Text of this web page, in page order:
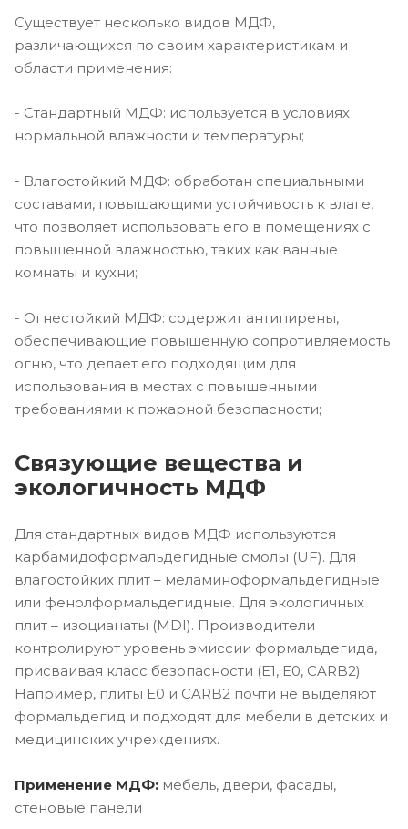
Существует несколько видов МДФ,
различающихся по своим характеристикам и
области применения:
- Стандартный МДФ: используется в условиях
нормальной влажности и температуры;
- Влагостойкий МДФ: обработан специальными
составами, повышающими устойчивость к влаге,
что позволяет использовать его в помещениях с
повышенной влажностью, таких как ванные
комнаты и кухни;
- Огнестойкий МДФ: содержит антипирены,
обеспечивающие повышенную сопротивляемость
огню, что делает его подходящим для
использования в местах с повышенными
требованиями к пожарной безопасности;
Связующие вещества и
экологичность МДФ
Для стандартных видов МДФ используются
карбамидоформальдегидные смолы (UF). Для
влагостойких плит – меламиноформальдегидные
или фенолформальдегидные. Для экологичных
плит – изоцианаты (MDI). Производители
контролируют уровень эмиссии формальдегида,
присваивая класс безопасности (E1, E0, CARB2).
Например, плиты E0 и CARB2 почти не выделяют
формальдегид и подходят для мебели в детских и
медицинских учреждениях.
Применение МДФ: мебель, двери, фасады,
стеновые панели